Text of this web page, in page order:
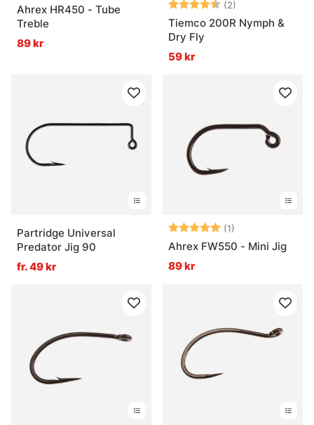
Ahrex HR450 - Tube
Treble
89 kr
Betyg: (2)
Tiemco 200R Nymph &
Dry Fly
59 kr
Partridge Universal
Predator Jig 90
fr. 49 kr
Betyg: (1)
Ahrex FW550 - Mini Jig
89 kr